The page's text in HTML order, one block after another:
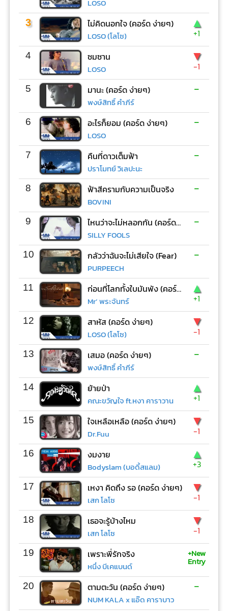
LOSO
3 ไม่คิดนอกใจ (คอร์ด ง่ายๆ)
LOSO (โลโซ)
▲
+1
4 ซมซาน
LOSO
▼
-1
5 มานะ (คอร์ด ง่ายๆ)
พงษ์สิทธิ์ คำภีร์
-
6 อะไรก็ยอม (คอร์ด ง่ายๆ)
LOSO
-
7 คืนที่ดาวเต็มฟ้า
ปราโมทย์ วิเลปะนะ
-
8 ฟ้าสีครามกับความเป็นจริง
BOVINI
-
9 ไหนว่าจะไม่หลอกกัน (คอร์ด ง่ายๆ)
SILLY FOOLS
-
10 กลัวว่าฉันจะไม่เสียใจ (Fear)
PURPEECH
-
11 ก่อนที่โลกทั้งใบมันพัง (คอร์ด ง่ายๆ)
Mr’ พระจันทร์
▲
+1
12 สาหัส (คอร์ด ง่ายๆ)
LOSO (โลโซ)
▼
-1
13 เสมอ (คอร์ด ง่ายๆ)
พงษ์สิทธิ์ คำภีร์
-
14 ย้ายป่า
คณะขวัญใจ ft.หงา คาราวาน
▲
+1
15 ใจเหลือเหลือ (คอร์ด ง่ายๆ)
Dr.Fuu
▼
-1
16 งมงาย
Bodyslam (บอดี้สแลม)
▲
+3
17 เหงา คิดถึง รอ (คอร์ด ง่ายๆ)
เสก โลโซ
▼
-1
18 เธอจะรู้บ้างไหม
เสก โลโซ
▼
-1
19 เพราะพี่รักจริง
หนึ่ง บีเคแบนด์
+New
Entry
20 ตามตะวัน (คอร์ด ง่ายๆ)
NUM KALA x แอ๊ด คาราบาว
-